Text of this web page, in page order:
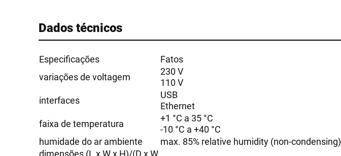
Dados técnicos
Especificações Fatos
variações de voltagem
230 V
110 V
interfaces
USB
Ethernet
faixa de temperatura
+1 °C a 35 °C
-10 °C a +40 °C
humidade do ar ambiente
max. 85% relative humidity (non-condensing)
dimensões (L x W x H)/(D x W